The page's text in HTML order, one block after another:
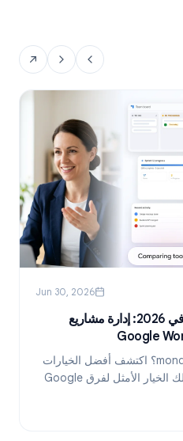
Jun 30, 2026
أفضل بدائل monday.com في 2026: إدارة مشاريع
هل تبحث عن بديل لـ monday.com؟ اكتشف أفضل الخيارات
المجانية لعام 2026، بما في ذلك الخيار الأمثل لفرق Google